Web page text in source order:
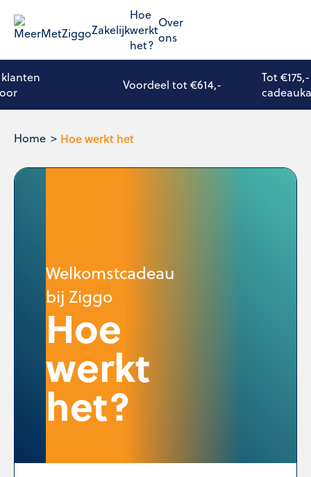
Zakelijk
Hoe
werkt
het?
Over
ons
Voordeel tot €614,-
Tot
Home Hoe werkt het
Welkomstcadeau
bij Ziggo
Hoe
werkt
het?